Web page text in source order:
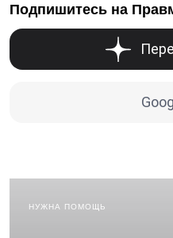
Подпишитесь на
НУЖНА ПОМОЩЬ